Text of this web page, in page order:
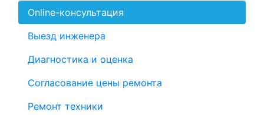
Online-консультация
Выезд инженера
Диагностика и оценка
Согласование цены ремонта
Ремонт техники